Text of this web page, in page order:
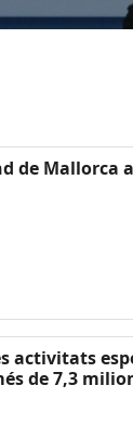
de Mallorca
activitats
de 7,3